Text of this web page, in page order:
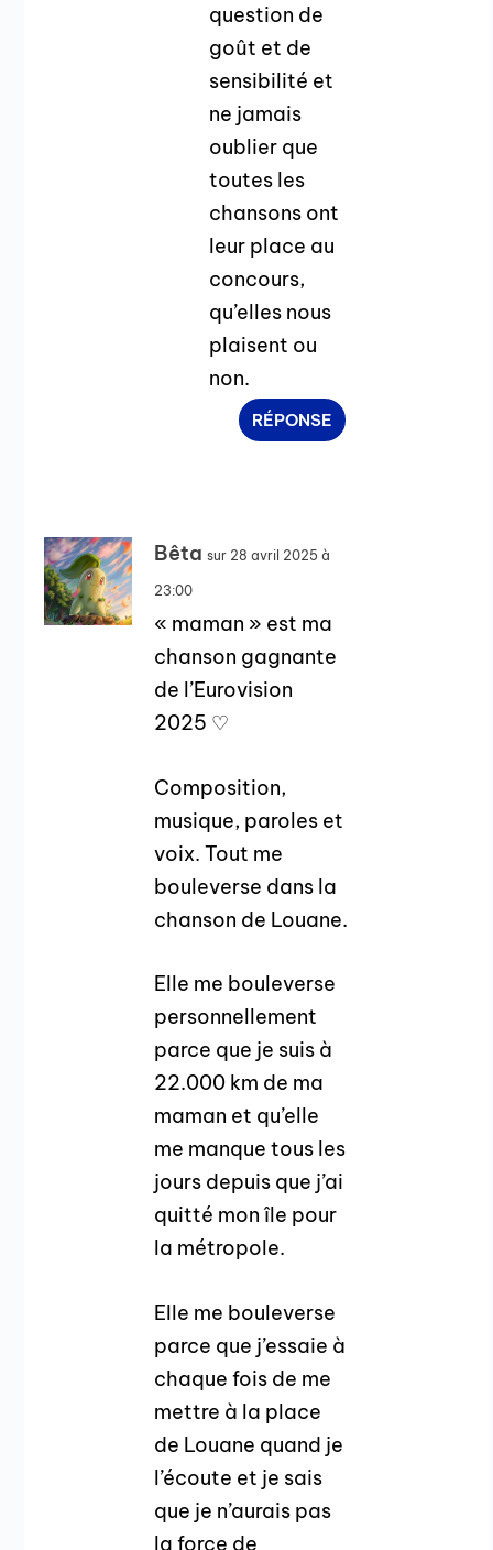
question de
goût et de
sensibilité et
ne jamais
oublier que
toutes les
chansons ont
leur place au
concours,
qu’elles nous
plaisent ou
non.
RÉPONSE
Bêta sur 28 avril 2025 à
23:00
« maman » est ma
chanson gagnante
de l’Eurovision
2025 ♡
Composition,
musique, paroles et
voix. Tout me
bouleverse dans la
chanson de Louane.
Elle me bouleverse
personnellement
parce que je suis à
22.000 km de ma
maman et qu’elle
me manque tous les
jours depuis que j’ai
quitté mon île pour
la métropole.
Elle me bouleverse
parce que j’essaie à
chaque fois de me
mettre à la place
de Louane quand je
l’écoute et je sais
que je n’aurais pas
la force de